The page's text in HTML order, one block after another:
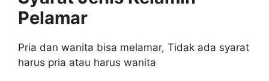
Pelamar
Pria dan wanita bisa melamar, Tidak ada syarat
harus pria atau harus wanita